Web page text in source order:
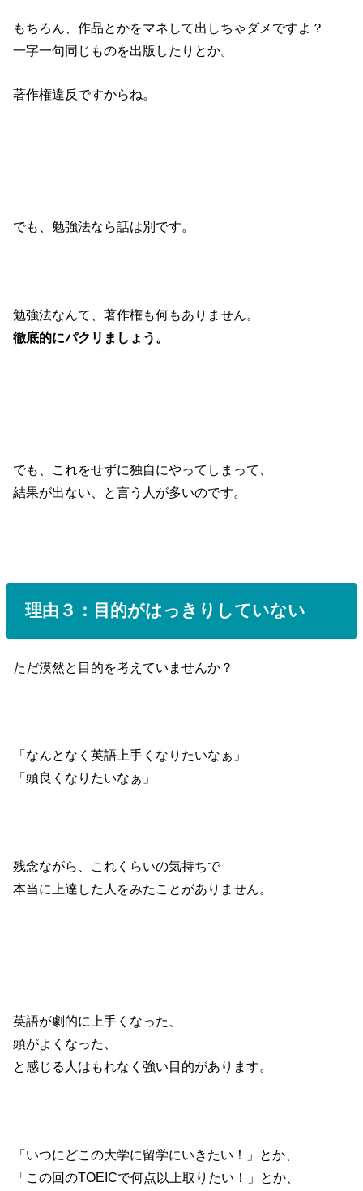
もちろん、作品とかをマネして出しちゃダメですよ？
一字一句同じものを出版したりとか。
著作権違反ですからね。
でも、勉強法なら話は別です。
勉強法なんて、著作権も何もありません。
徹底的にパクリましょう。
でも、これをせずに独自にやってしまって、
結果が出ない、と言う人が多いのです。
理由３：目的がはっきりしていない
ただ漠然と目的を考えていませんか？
「なんとなく英語上手くなりたいなぁ」
「頭良くなりたいなぁ」
残念ながら、これくらいの気持ちで
本当に上達した人をみたことがありません。
英語が劇的に上手くなった、
頭がよくなった、
と感じる人はもれなく強い目的があります。
「いつにどこの大学に留学にいきたい！」とか、
「この回のTOEICで何点以上取りたい！」とか、